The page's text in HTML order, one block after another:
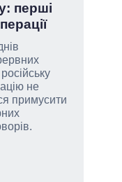
перші
не
примусити